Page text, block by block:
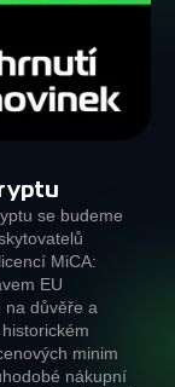
se budeme
MiCA:
EU
na důvěře a
minim
nákupní